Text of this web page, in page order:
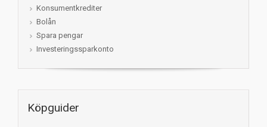
Konsumentkrediter
Bolån
Spara pengar
Investeringssparkonto
Köpguider